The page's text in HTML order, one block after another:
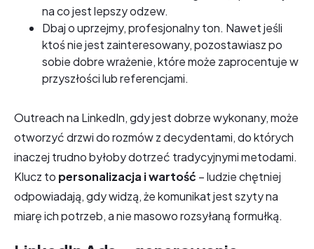
na co jest lepszy odzew.
Dbaj o uprzejmy, profesjonalny ton. Nawet jeśli
ktoś nie jest zainteresowany, pozostawiasz po
sobie dobre wrażenie, które może zaprocentuje w
przyszłości lub referencjami.
Outreach na LinkedIn, gdy jest dobrze wykonany, może
otworzyć drzwi do rozmów z decydentami, do których
inaczej trudno byłoby dotrzeć tradycyjnymi metodami.
Klucz to personalizacja i wartość – ludzie chętniej
odpowiadają, gdy widzą, że komunikat jest szyty na
miarę ich potrzeb, a nie masowo rozsyłaną formułką.